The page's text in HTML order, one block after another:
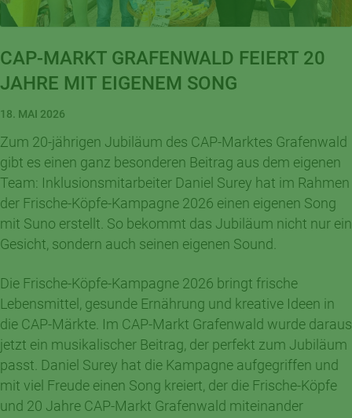
CAP-MARKT GRAFENWALD FEIERT 20
JAHRE MIT EIGENEM SONG
18. MAI 2026
Zum 20-jährigen Jubiläum des CAP-Marktes Grafenwald
gibt es einen ganz besonderen Beitrag aus dem eigenen
Team: Inklusionsmitarbeiter Daniel Surey hat im Rahmen
der Frische-Köpfe-Kampagne 2026 einen eigenen Song
mit Suno erstellt. So bekommt das Jubiläum nicht nur ein
Gesicht, sondern auch seinen eigenen Sound.
Die Frische-Köpfe-Kampagne 2026 bringt frische
Lebensmittel, gesunde Ernährung und kreative Ideen in
die CAP-Märkte. Im CAP-Markt Grafenwald wurde daraus
jetzt ein musikalischer Beitrag, der perfekt zum Jubiläum
passt. Daniel Surey hat die Kampagne aufgegriffen und
mit viel Freude einen Song kreiert, der die Frische-Köpfe
und 20 Jahre CAP-Markt Grafenwald miteinander